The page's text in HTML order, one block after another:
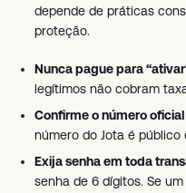
depende de práticas
proteção.
Nunca pague para
legítimos não cobram
Confirme o número
número do Jota é público
Exija senha em toda
senha de 6 dígitos. Se